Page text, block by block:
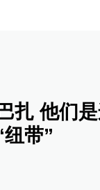
扎 他们
带”